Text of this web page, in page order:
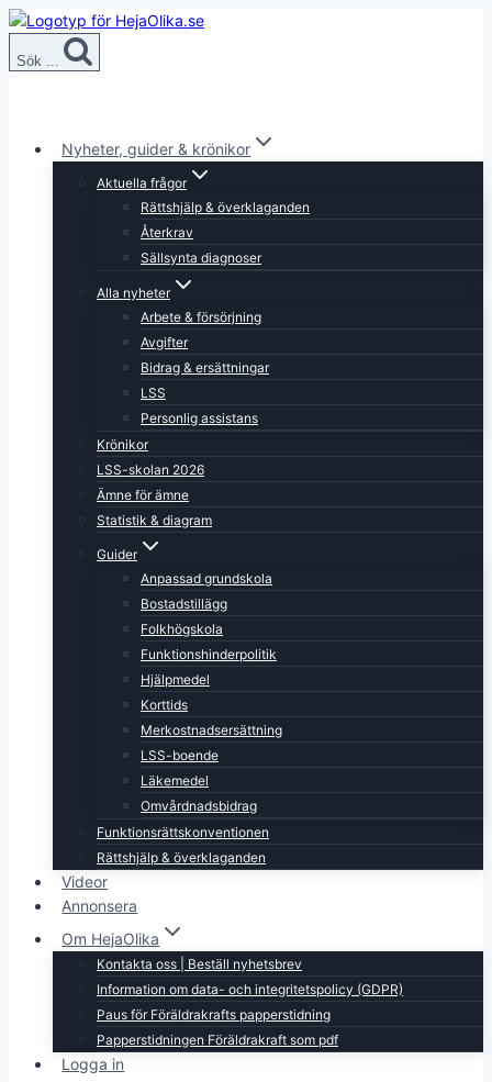
Skip
content
Sök ...
Nyheter, guider & krönikor
Aktuella frågor
Rättshjälp & överklaganden
Återkrav
Sällsynta diagnoser
Alla nyheter
Arbete & försörjning
Avgifter
Bidrag & ersättningar
LSS
Personlig assistans
Krönikor
LSS-skolan 2026
Ämne för ämne
Statistik & diagram
Guider
Anpassad grundskola
Bostadstillägg
Folkhögskola
Funktionshinderpolitik
Hjälpmedel
Korttids
Merkostnadsersättning
LSS-boende
Läkemedel
Omvårdnadsbidrag
Funktionsrättskonventionen
Rättshjälp & överklaganden
Videor
Annonsera
Om HejaOlika
Kontakta oss | Beställ nyhetsbrev
Information om data- och integritetspolicy (GDPR)
Paus för Föräldrakrafts papperstidning
Papperstidningen Föräldrakraft som pdf
Logga in